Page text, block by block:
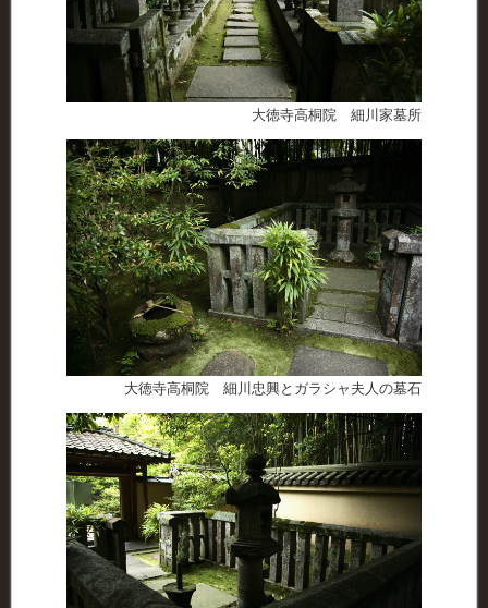
大徳寺高桐院 細川家墓所
大徳寺高桐院 細川忠興とガラシャ夫人の墓石